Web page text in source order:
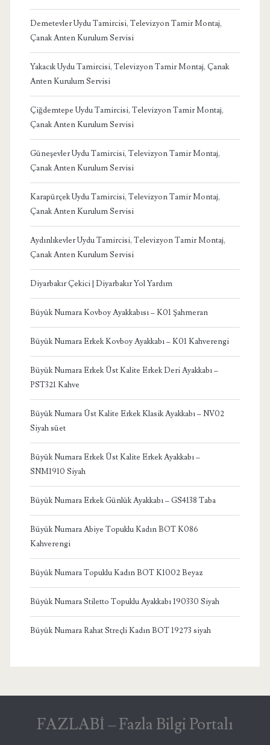
Demetevler Uydu Tamircisi, Televizyon Tamir Montaj,
Çanak Anten Kurulum Servisi
Yakacık Uydu Tamircisi, Televizyon Tamir Montaj, Çanak
Anten Kurulum Servisi
Çiğdemtepe Uydu Tamircisi, Televizyon Tamir Montaj,
Çanak Anten Kurulum Servisi
Güneşevler Uydu Tamircisi, Televizyon Tamir Montaj,
Çanak Anten Kurulum Servisi
Karapürçek Uydu Tamircisi, Televizyon Tamir Montaj,
Çanak Anten Kurulum Servisi
Aydınlıkevler Uydu Tamircisi, Televizyon Tamir Montaj,
Çanak Anten Kurulum Servisi
Diyarbakır Çekici | Diyarbakır Yol Yardım
Büyük Numara Kovboy Ayakkabısı – K01 Şahmeran
Büyük Numara Erkek Kovboy Ayakkabı – K01 Kahverengi
Büyük Numara Erkek Üst Kalite Erkek Deri Ayakkabı –
PST321 Kahve
Büyük Numara Üst Kalite Erkek Klasik Ayakkabı – NV02
Siyah süet
Büyük Numara Erkek Üst Kalite Erkek Ayakkabı –
SNM1910 Siyah
Büyük Numara Erkek Günlük Ayakkabı – GS4138 Taba
Büyük Numara Abiye Topuklu Kadın BOT K086
Kahverengi
Büyük Numara Topuklu Kadın BOT K1002 Beyaz
Büyük Numara Stiletto Topuklu Ayakkabı 190330 Siyah
Büyük Numara Rahat Streçli Kadın BOT 19273 siyah
FAZLABİ – Fazla Bilgi Portalı